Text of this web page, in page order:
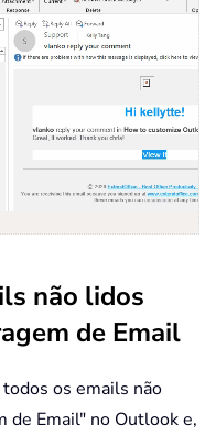
não lidos
de Email
os emails não
de Email" no Outlook e,